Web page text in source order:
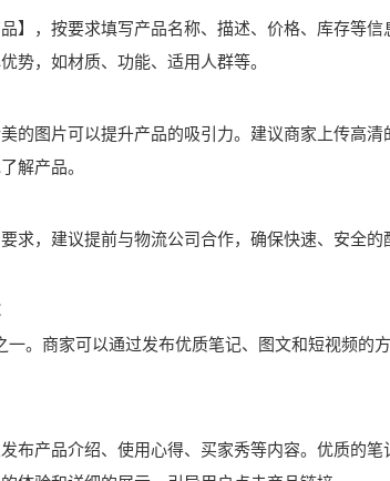
】，按要求填写产品名称、描述、价格、库存等信
势，如材质、功能、适用人群等。
的图片可以提升产品的吸引力。建议商家上传高
解产品。
求，建议提前与物流公司合作，确保快速、安全
一。商家可以通过发布优质笔记、图文和短视频的
布产品介绍、使用心得、买家秀等内容。优质的